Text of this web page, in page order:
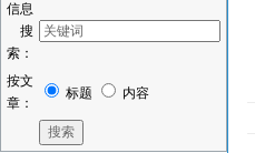
信息
搜
索：
按文
章：
标题 内容